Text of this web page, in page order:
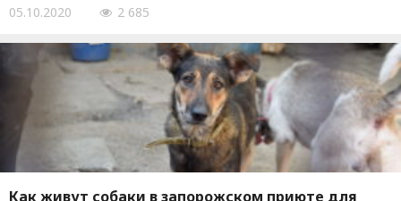
05.10.2020 2 685
Как живут собаки в запорожском приюте для